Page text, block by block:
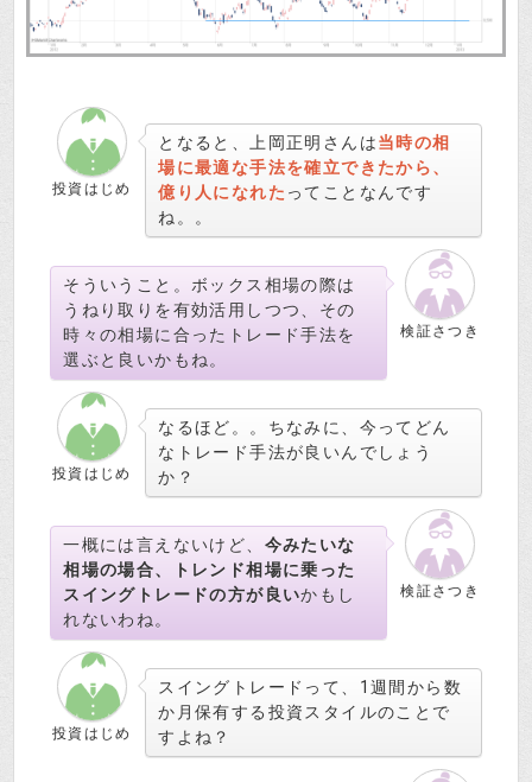
投資はじめ
となると、上岡正明さんは当時の相
場に最適な手法を確立できたから、
億り人になれた ってことなんです
ね。。
検証さつき
そういうこと。ボックス相場の際は
うねり取りを有効活用しつつ、その
時々の相場に合ったトレード手法を
選ぶと良いかもね。
投資はじめ
なるほど。。ちなみに、今ってどん
なトレード手法が良いんでしょう
か？
検証さつき
一概には言えないけど、 今みたいな
相場の場合、トレンド相場に乗った
スイングトレードの方が良いかもし
れないわね。
投資はじめ
スイングトレードって、1週間から数
か月保有する投資スタイルのことで
すよね？